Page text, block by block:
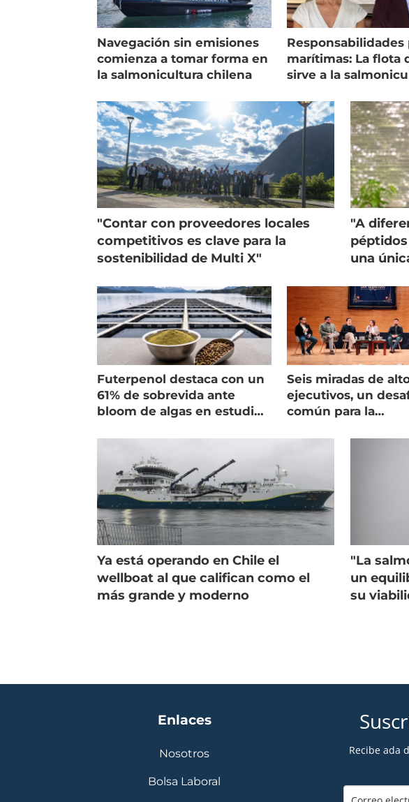
Navegación sin emisiones
comienza a tomar forma en
la salmonicultura chilena
Responsabilidades
marítimas: La flota
sirve a la
"Contar con proveedores locales
competitivos es clave para la
sostenibilidad de Multi X"
"A
una
Futerpenol destaca con un
61% de sobrevida ante
bloom de algas en estudio
Seis miradas de
ejecutivos, un
común para la
Ya está operando en Chile el
wellboat al que califican como el
más grande y moderno
"La
un
su
Enlaces
Nosotros
Bolsa Laboral
Recibe ada